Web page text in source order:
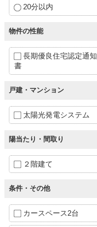
20分以内
物件の性能
長期優良住宅認定通知
書
戸建・マンション
太陽光発電システム
陽当たり・間取り
２階建て
条件・その他
カースペース2台